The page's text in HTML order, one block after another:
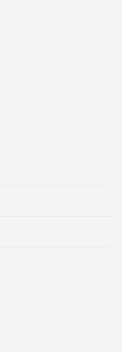
Nhà Ecovacs
bẩn cứng đầu:
ngọt, bụi bẩn, xì